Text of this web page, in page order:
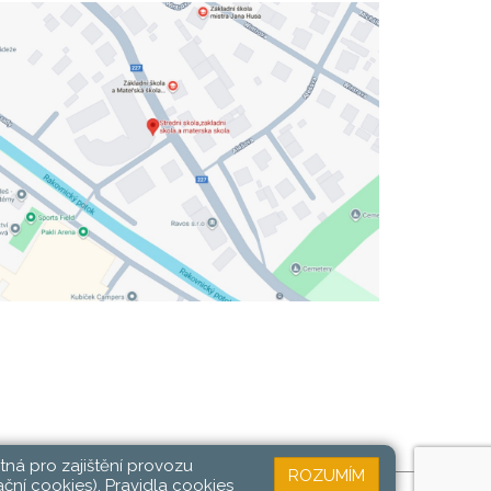
pro zajištění provozu
cookies). Pravidla cookies
ROZUMÍM